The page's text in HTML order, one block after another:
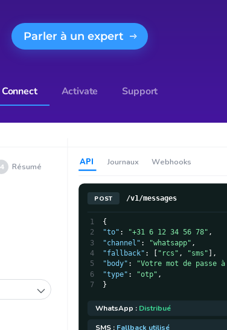
Parler à un expert
Connect Activate Support